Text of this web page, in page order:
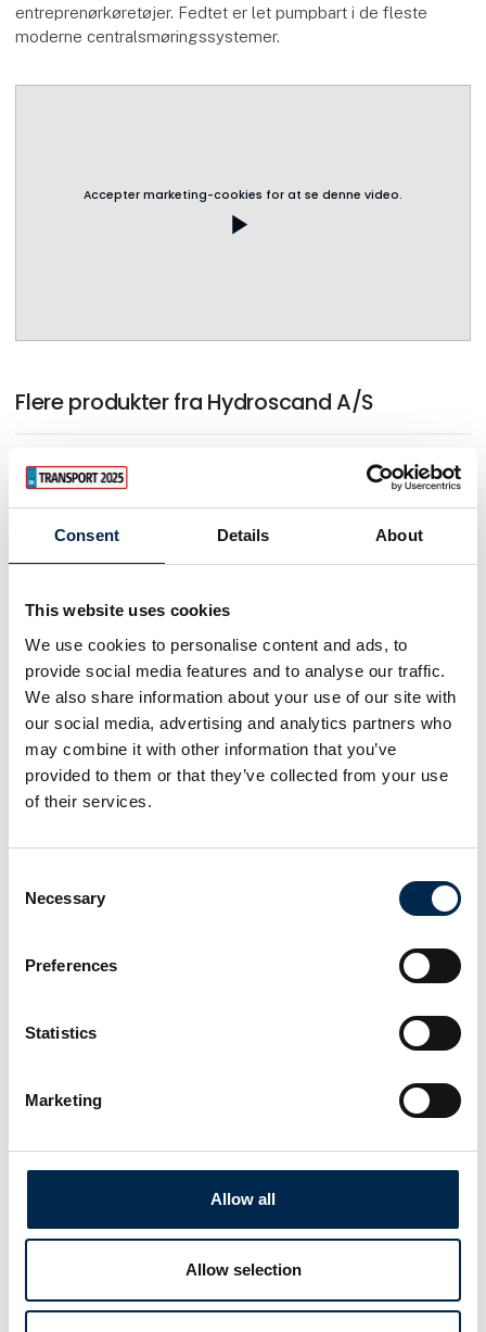
Consent Details About
This website uses cookies
We use cookies to personalise content and ads, to
provide social media features and to analyse our traffic.
We also share information about your use of our site with
our social media, advertising and analytics partners who
may combine it with other information that you’ve
provided to them or that they’ve collected from your use
of their services.
Selection
Necessary
Preferences
Statistics
Marketing
Allow all
Allow selection
entreprenørkøretøjer. Fedtet er let pumpbart i de fleste
moderne centralsmøringssystemer.
Accepter marketing-cookies for at se denne video.
play_arrow
Flere produkter fra Hydroscand A/S
Endurance EP2 Fedt
Universal EP2 Fedt
På messen
SlangExpress - Akut on-site
slangeservice
Dette produkt kan opleves på udstillerens stand på messen